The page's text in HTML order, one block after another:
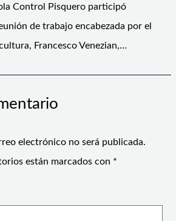
Control Pisquero participó
de trabajo encabezada por el
Francesco Venezian,…
electrónico no será publicada.
están marcados con *